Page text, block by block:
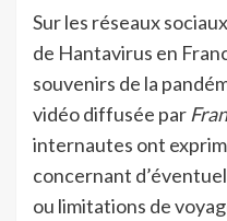
Sur les réseaux
de Hantavirus en
souvenirs de la
vidéo diffusée par
internautes ont
concernant
ou limitations de